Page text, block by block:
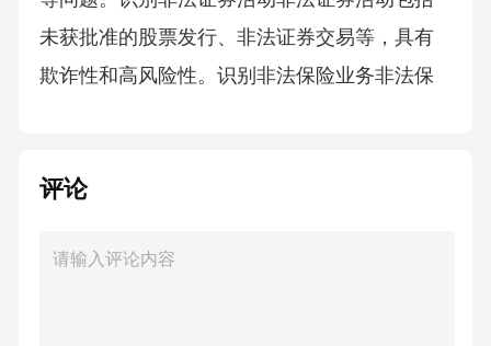
未获批准的股票发行、非法证券交易等，具有
欺诈性和高风险性。识别非法保险业务非法保
诈骗手段多样，包括虚假投资平台、网络传销
谨慎投资在投资前充分了解投资项目的风险、
评论